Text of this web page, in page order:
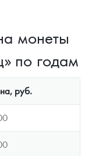
монеты
по годам
руб.